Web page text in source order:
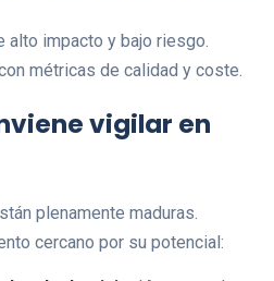
alto impacto y bajo riesgo.
métricas de calidad y coste.
vigilar en
plenamente maduras.
cercano por su potencial: